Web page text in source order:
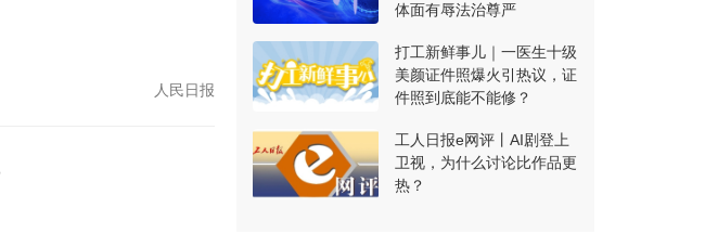
人民日报
体面有辱法治尊严
打工新鲜事儿｜一医生十级
美颜证件照爆火引热议，证
件照到底能不能修？
工人日报e网评丨AI剧登上
卫视，为什么讨论比作品更
热？